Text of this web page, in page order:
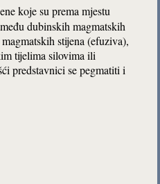
koje su prema mjestu
dubinskih magmatskih
stijena (efuziva),
tijelima silovima ili
predstavnici se pegmatiti i